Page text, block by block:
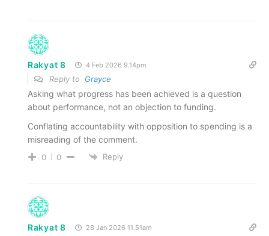
Rakyat 8 4 Feb 2026 9.14pm
Reply to Grayce
Asking what progress has been achieved is a question
about performance, not an objection to funding.
Conflating accountability with opposition to spending is a
misreading of the comment.
0 0 Reply
Rakyat 8 28 Jan 2026 11.51am